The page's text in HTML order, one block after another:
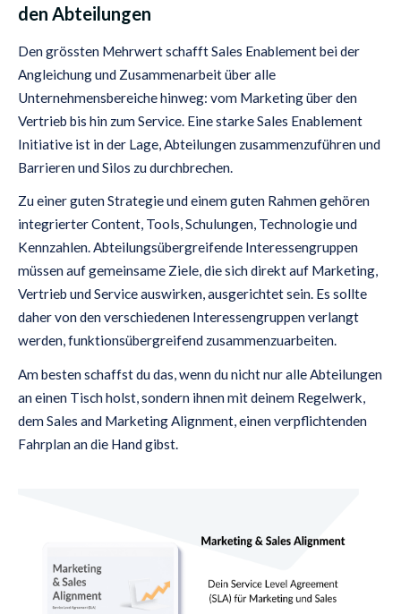
den Abteilungen
Den grössten Mehrwert schafft Sales Enablement bei der
Angleichung und Zusammenarbeit über alle
Unternehmensbereiche hinweg: vom Marketing über den
Vertrieb bis hin zum Service. Eine starke Sales Enablement
Initiative ist in der Lage, Abteilungen zusammenzuführen und
Barrieren und Silos zu durchbrechen.
Zu einer guten Strategie und einem guten Rahmen gehören
integrierter Content, Tools, Schulungen, Technologie und
Kennzahlen. Abteilungsübergreifende Interessengruppen
müssen auf gemeinsame Ziele, die sich direkt auf Marketing,
Vertrieb und Service auswirken, ausgerichtet sein. Es sollte
daher von den verschiedenen Interessengruppen verlangt
werden, funktionsübergreifend zusammenzuarbeiten.
Am besten schaffst du das, wenn du nicht nur alle Abteilungen
an einen Tisch holst, sondern ihnen mit deinem Regelwerk,
dem Sales and Marketing Alignment, einen verpflichtenden
Fahrplan an die Hand gibst.